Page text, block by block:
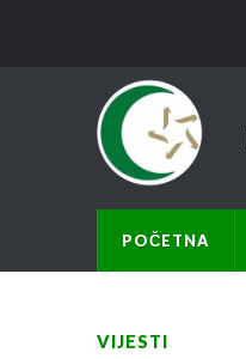
POČETNA
VIJESTI